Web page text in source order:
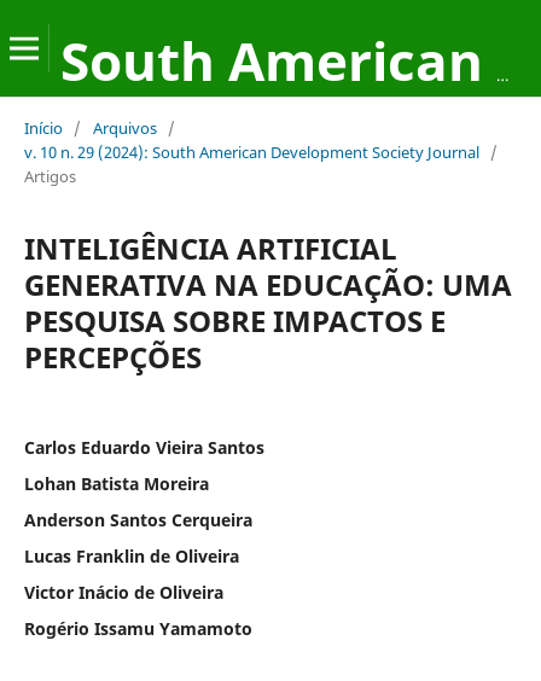
South American Development Society Journal
Início / Arquivos /
v. 10 n. 29 (2024): South American Development Society Journal /
Artigos
INTELIGÊNCIA ARTIFICIAL
GENERATIVA NA EDUCAÇÃO: UMA
PESQUISA SOBRE IMPACTOS E
PERCEPÇÕES
Carlos Eduardo Vieira Santos
Lohan Batista Moreira
Anderson Santos Cerqueira
Lucas Franklin de Oliveira
Victor Inácio de Oliveira
Rogério Issamu Yamamoto